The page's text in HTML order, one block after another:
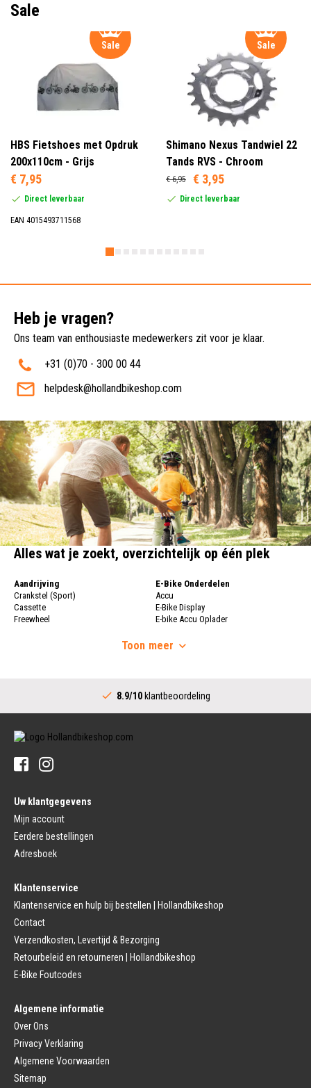
Sale
Sale
HBS Fietshoes met Opdruk
200x110cm - Grijs
€ 7,95
Direct leverbaar
EAN 4015493711568
Sale
Shimano Nexus Tandwiel 22
Tands RVS - Chroom
€ 6,95 € 3,95
Direct leverbaar
Heb je vragen?
Ons team van enthousiaste medewerkers zit voor je klaar.
+31 (0)70 - 300 00 44
helpdesk@hollandbikeshop.com
Alles wat je zoekt, overzichtelijk op één plek
Aandrijving
Crankstel (Sport)
Cassette
Freewheel
Versnellingshendel (Stads)
Tandwiel interne Naaf
Banden
Buitenbanden
Fietsbanden Reparatie
Jasbeschermers
Bagagedrager
Fietszadel
Fietszadel
Zadelpen
Zadelpen Bevestiging
Zadeldekje
Voorvork
Voorvork Vast
Voorvork Verend
Spatborden
Spatbord
Spatbordstang
Fiets Spatbord Onderdelen
Kettingkast
E-Bike Onderdelen
Accu
E-Bike Display
E-bike Accu Oplader
Fietswielen
Stuur
Remmen (Stads)
Remkabel
Toon meer
8.9/10 klantbeoordeling
Uw klantgegevens
Mijn account
Eerdere bestellingen
Adresboek
Klantenservice
Klantenservice en hulp bij bestellen | Hollandbikeshop
Contact
Verzendkosten, Levertijd & Bezorging
Retourbeleid en retourneren | Hollandbikeshop
E-Bike Foutcodes
Algemene informatie
Over Ons
Privacy Verklaring
Algemene Voorwaarden
Sitemap